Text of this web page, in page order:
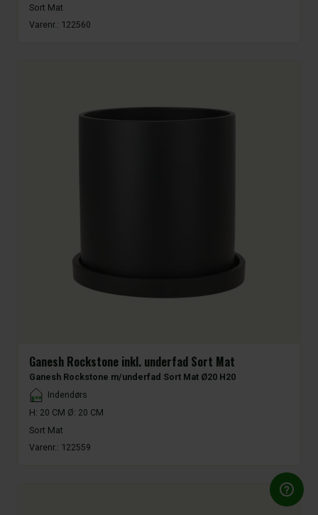
Sort Mat
Varenr.: 122560
Ganesh Rockstone inkl. underfad Sort Mat
Ganesh Rockstone m/underfad Sort Mat Ø20 H20
Placement
Indendørs
H: 20 CM Ø: 20 CM
Sort Mat
Varenr.: 122559